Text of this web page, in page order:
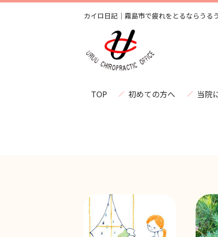
カイロ日記｜霧島市で疲れをとるならうる
TOP 初めての方へ 当院